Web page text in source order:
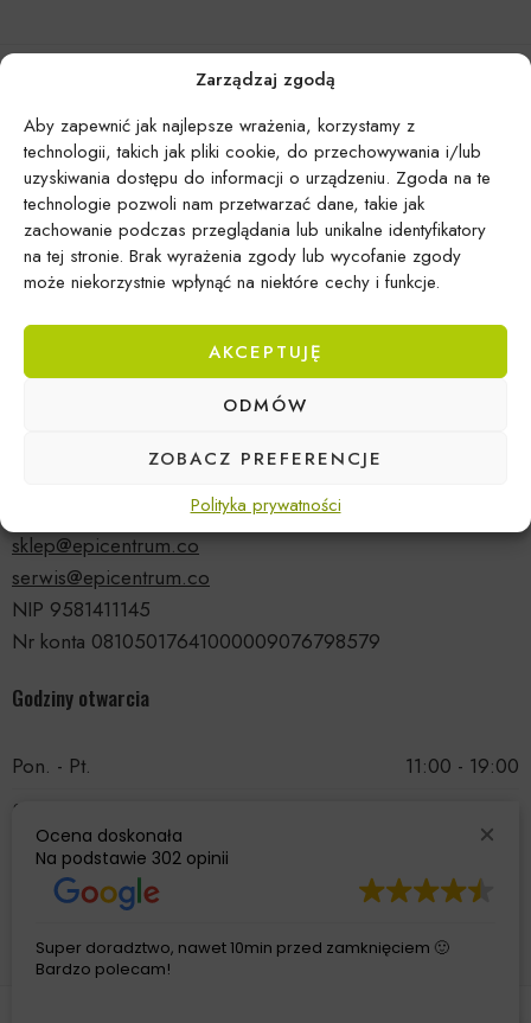
Zarządzaj zgodą
Aby zapewnić jak najlepsze wrażenia, korzystamy z
technologii, takich jak pliki cookie, do przechowywania i/lub
uzyskiwania dostępu do informacji o urządzeniu. Zgoda na te
technologie pozwoli nam przetwarzać dane, takie jak
zachowanie podczas przeglądania lub unikalne identyfikatory
na tej stronie. Brak wyrażenia zgody lub wycofanie zgody
może niekorzystnie wpłynąć na niektóre cechy i funkcje.
AKCEPTUJĘ
ODMÓW
ZOBACZ PREFERENCJE
Polityka prywatności
Epicentrum Gdynia Wielki Kack
ul. Druskiennicka 20a
sklep@epicentrum.co
serwis@epicentrum.co
NIP 9581411145
Nr konta 08105017641000009076798579
Godziny otwarcia
Pon. - Pt.
11:00 - 19:00
Sobota
Niedziela
Ocena doskonała
Na podstawie 302 opinii
Super doradztwo, nawet 10min przed zamknięciem 🙂
Bardzo polecam!